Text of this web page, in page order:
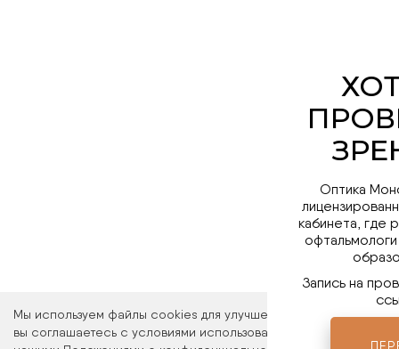
Мы используем файлы cookies для улучшения работы сайта.
вы соглашаетесь с условиями использования файлов cookies.
Оптика
кабинета, где
Запись на